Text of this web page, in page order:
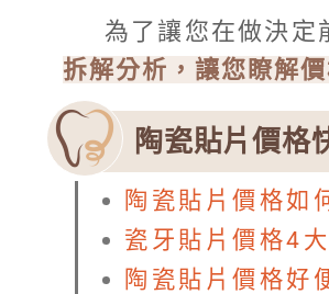
為了讓您在做決
拆解分析，讓您瞭解
陶瓷貼片價格
陶瓷貼片價格如
瓷牙貼片價格4
陶瓷貼片價格好